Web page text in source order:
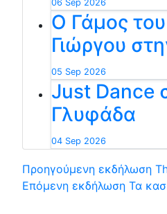
06 Sep 2026
Ο Γάμος
Γιώργου
05 Sep 2026
Just Dance
Γλυφάδα
04 Sep 2026
Προηγούμενη εκδήλωση
Επόμενη εκδήλωση Τα